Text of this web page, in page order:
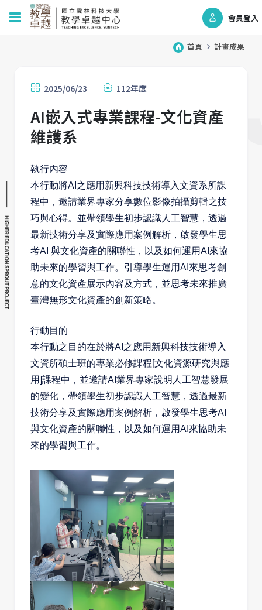
會員登入
首頁 計畫成果
2025/06/23 112年度
AI嵌入式專業課程-文化資產
維護系
執行內容
本行動將AI之應用新興科技技術導入文資系所課
程中，邀請業界專家分享數位影像拍攝剪輯之技
巧與心得。並帶領學生初步認識人工智慧，透過
最新技術分享及實際應用案例解析，啟發學生思
考AI 與文化資產的關聯性，以及如何運用AI來協
助未來的學習與工作。引導學生運用AI來思考創
意的文化資產展示內容及方式，並思考未來推廣
臺灣無形文化資產的創新策略。
行動目的
本行動之目的在於將AI 之應用新興科技技術導入
文資所碩士班的專業必修課程[文化資源研究與應
用]課程中，並邀請AI 業界專家說明人工智慧發展
的變化，帶領學生初步認識人工智慧，透過最新
技術分享及實際應用案例解析，啟發學生思考AI
與文化資產的關聯性，以及如何運用AI 來協助未
來的學習與工作。